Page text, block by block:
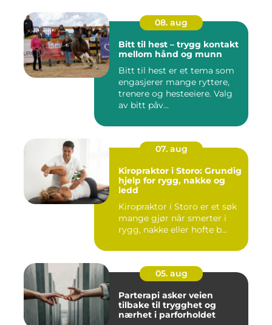
08. aug
Bitt til hest – trygg kontakt
mellom hånd og munn
Bitt til hest er et tema som
engasjerer mange ryttere,
trenere og hesteeiere. Valg
av bitt påv...
07. aug
Kiropraktor i Storo: Grundig
hjelp for rygg, nakke og
ledd
Kiropraktor i Storo er et søk
mange gjør når smerter i
rygg, nakke eller hofte b...
05. aug
Parterapi asker veien
tilbake til trygghet og
nærhet i parforholdet